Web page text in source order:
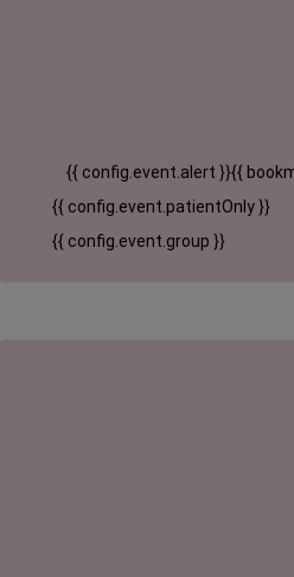
{{ config.event.alert }}{{
{{ config.event.patientOnly }}
{{ config.event.group }}